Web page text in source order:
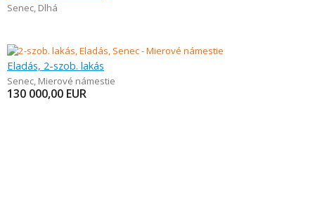
Senec, Dlhá
Eladás, 2-szob. lakás
Senec, Mierové námestie
130 000,00 EUR